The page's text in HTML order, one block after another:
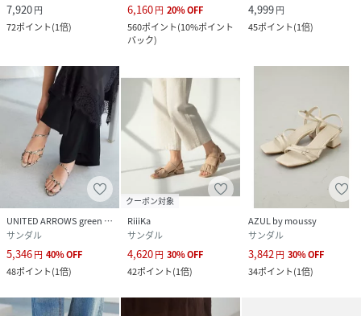
7,920円
72ポイント(1倍)
6,160円 20%OFF
560ポイント(10%ポイント
バック)
4,999円
45ポイント(1倍)
UNITED ARROWS green label relaxing
サンダル
5,346円 40%OFF
48ポイント(1倍)
クーポン対象
RiiiKa
サンダル
4,620円 30%OFF
42ポイント(1倍)
AZUL by moussy
サンダル
3,842円 30%OFF
34ポイント(1倍)